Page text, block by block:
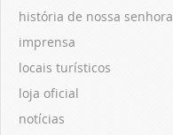
história de nossa senhora
imprensa
locais turísticos
loja oficial
notícias